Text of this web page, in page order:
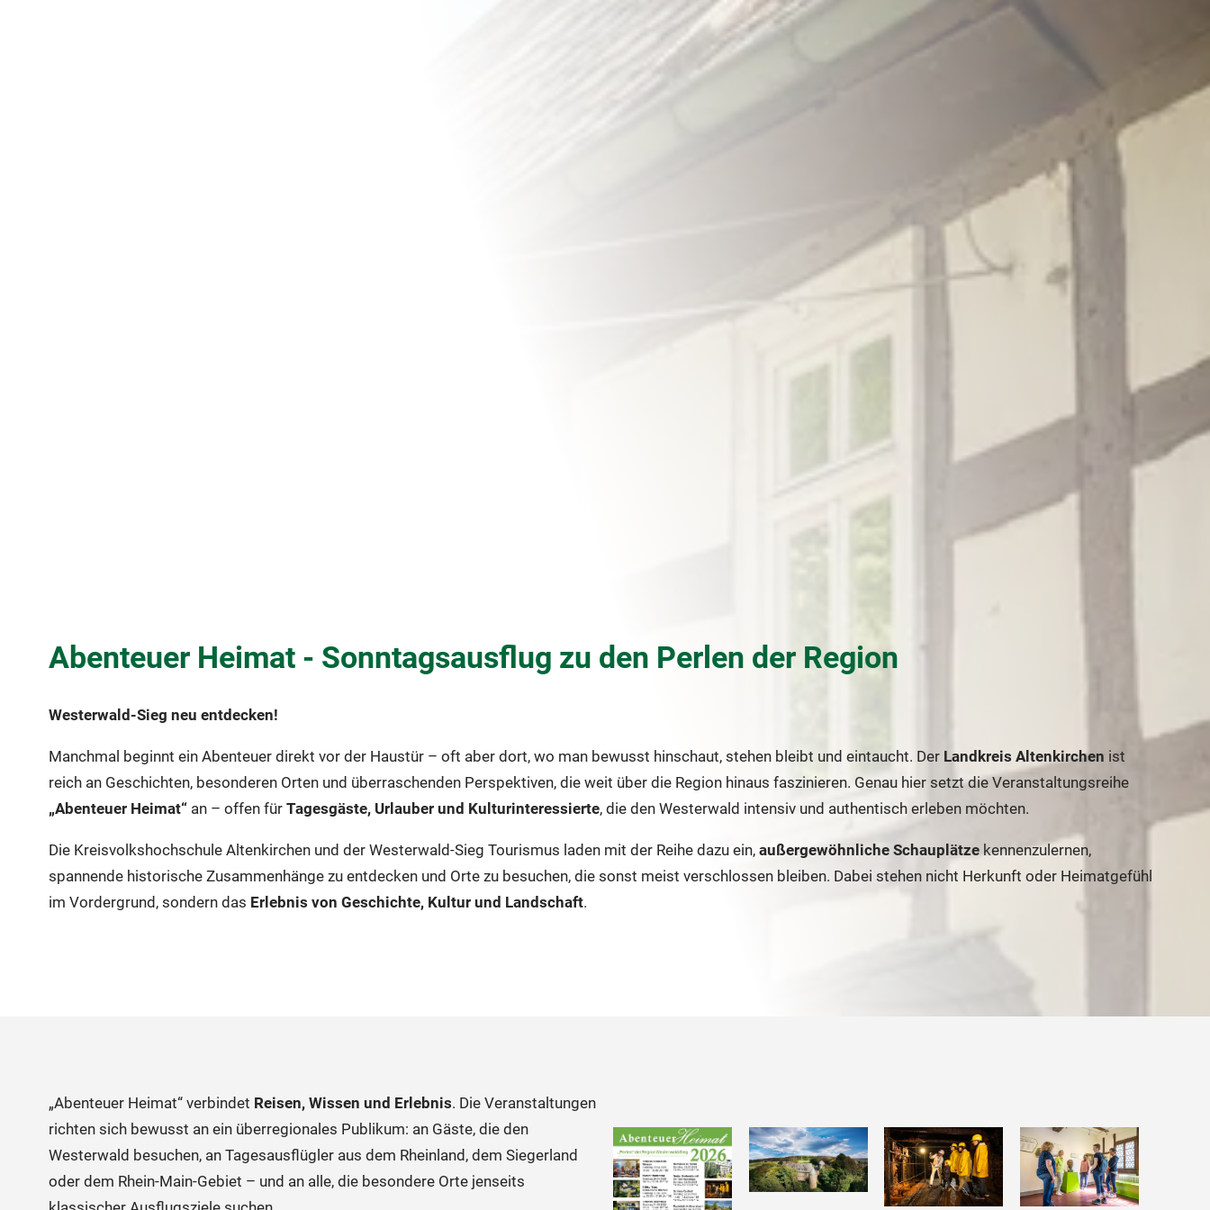
Abenteuer Heimat - Sonntagsausflug zu den Perlen der Region
Westerwald-Sieg neu entdecken!
Manchmal beginnt ein Abenteuer direkt vor der Haustür – oft aber dort, wo man bewusst hinschaut, stehen bleibt und eintaucht. Der Landkreis Altenkirchen ist
reich an Geschichten, besonderen Orten und überraschenden Perspektiven, die weit über die Region hinaus faszinieren. Genau hier setzt die Veranstaltungsreihe
„Abenteuer Heimat“an – offen für Tagesgäste, Urlauber und Kulturinteressierte, die den Westerwald intensiv und authentisch erleben möchten.
Die Kreisvolkshochschule Altenkirchen und der Westerwald-Sieg Tourismus laden mit der Reihe dazu ein, außergewöhnliche Schauplätzekennenzulernen,
spannende historische Zusammenhänge zu entdecken und Orte zu besuchen, die sonst meist verschlossen bleiben. Dabei stehen nicht Herkunft oder Heimatgefühl
im Vordergrund, sondern das Erlebnis von Geschichte, Kultur und Landschaft.
„Abenteuer Heimat“ verbindet Reisen, Wissen und Erlebnis. Die Veranstaltungen
richten sich bewusst an ein überregionales Publikum: an Gäste, die den
Westerwald besuchen, an Tagesausflügler aus dem Rheinland, dem Siegerland
oder dem Rhein-Main-Gebiet – und an alle, die besondere Orte jenseits